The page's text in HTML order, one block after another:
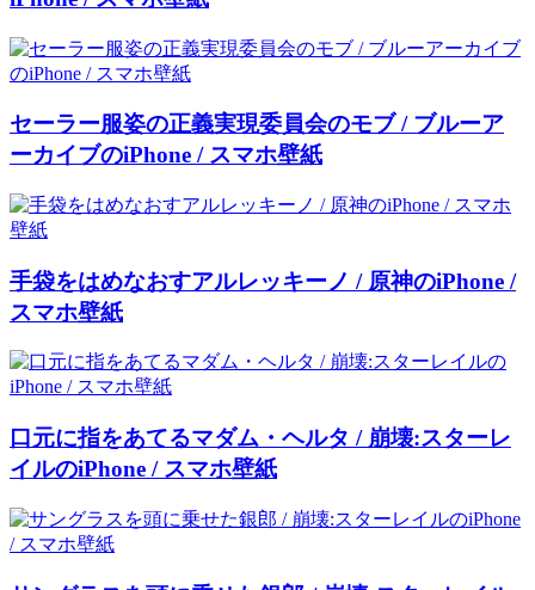
セーラー服姿の正義実現委員会のモブ / ブルーア
ーカイブのiPhone / スマホ壁紙
手袋をはめなおすアルレッキーノ / 原神のiPhone /
スマホ壁紙
口元に指をあてるマダム・ヘルタ / 崩壊:スターレ
イルのiPhone / スマホ壁紙